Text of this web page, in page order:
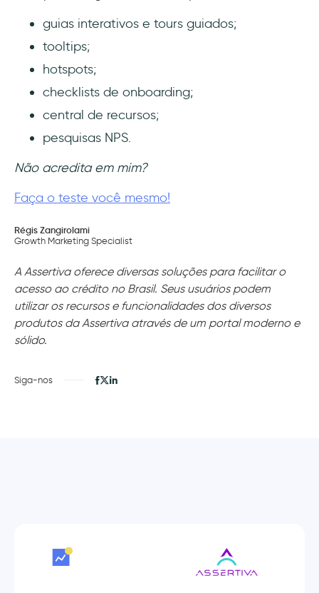
guias interativos e tours guiados;
tooltips;
hotspots;
checklists de onboarding;
central de recursos;
pesquisas NPS.
Não acredita em mim?
Faça o teste você mesmo!
Régis Zangirolami
Growth Marketing Specialist
A Assertiva oferece diversas soluções para facilitar o
acesso ao crédito no Brasil. Seus usuários podem
utilizar os recursos e funcionalidades dos diversos
produtos da Assertiva através de um portal moderno e
sólido.
Siga-nos